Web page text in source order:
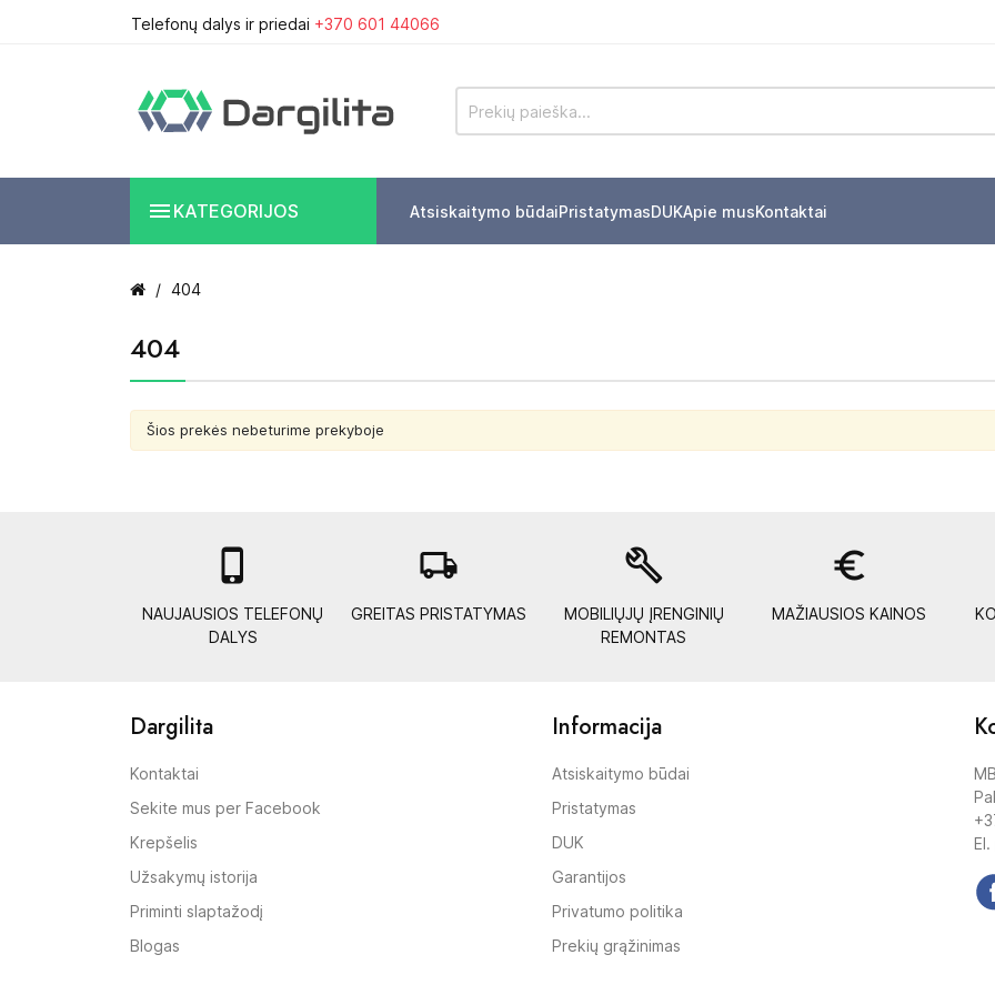
Telefonų dalys ir priedai +370 601 44066
 KATEGORIJOS Atsiskaitymo būdaiPristatymasDUKApie musKontaktai
404
404
Šios prekės nebeturime prekyboje

NAUJAUSIOS TELEFONŲ
DALYS
local_shipping
GREITAS PRISTATYMAS
build
MOBILIŲJŲ ĮRENGINIŲ
REMONTAS
euro_symbol
MAŽIAUSIOS KAINOS
Dargilita
Kontaktai
Sekite mus per Facebook
Krepšelis
Užsakymų istorija
Priminti slaptažodį
Blogas
Informacija
Atsiskaitymo būdai
Pristatymas
DUK
Garantijos
Privatumo politika
Prekių grąžinimas